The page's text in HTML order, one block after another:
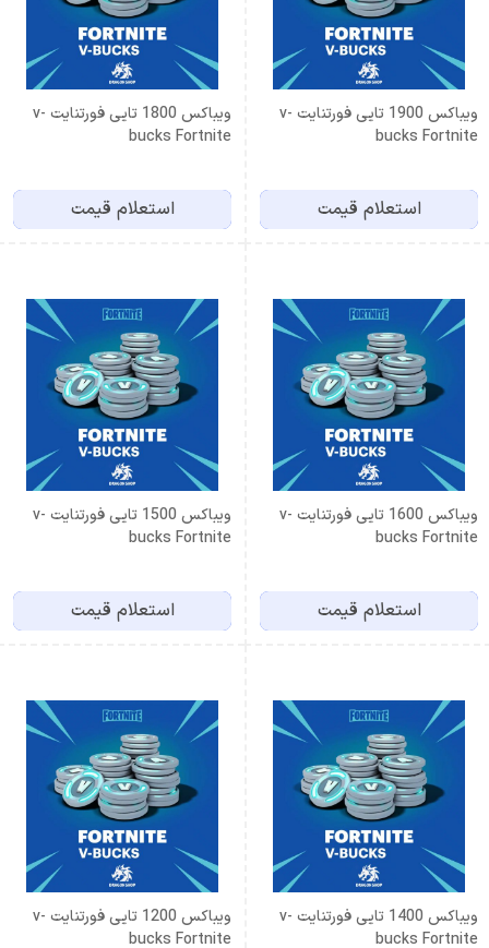
ویباکس 1900 تایی فورتنایت v-
bucks Fortnite
استعلام قیمت
ویباکس 1800 تایی فورتنایت v-
bucks Fortnite
استعلام قیمت
ویباکس 1600 تایی فورتنایت v-
bucks Fortnite
استعلام قیمت
ویباکس 1500 تایی فورتنایت v-
bucks Fortnite
استعلام قیمت
ویباکس 1400 تایی فورتنایت v-
bucks Fortnite
ویباکس 1200 تایی فورتنایت v-
bucks Fortnite